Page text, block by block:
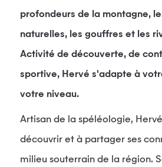
profondeurs de la montagne,
naturelles, les gouffres et les
Activité de découverte, de
sportive, Hervé s'adapte à
votre niveau.
Artisan de la spéléologie,
découvrir et à partager ses
milieu souterrain de la région.